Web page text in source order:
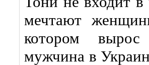
мечтают
котором
мужчина в